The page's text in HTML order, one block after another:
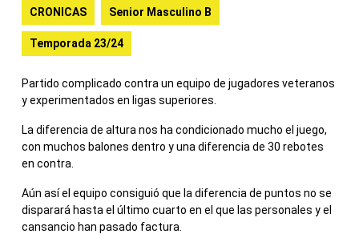
CRONICAS
Senior Masculino B
Temporada 23/24
Partido complicado contra un equipo de jugadores veteranos
y experimentados en ligas superiores.
La diferencia de altura nos ha condicionado mucho el juego,
con muchos balones dentro y una diferencia de 30 rebotes
en contra.
Aún así el equipo consiguió que la diferencia de puntos no se
disparará hasta el último cuarto en el que las personales y el
cansancio han pasado factura.